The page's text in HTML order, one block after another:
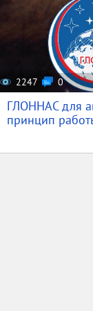
2247 0
ГЛОННАС для
принцип